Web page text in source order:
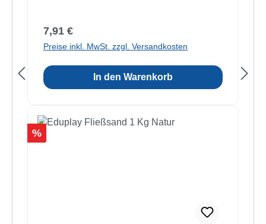
Regulärer Preis:
7,91 €
Preise inkl. MwSt. zzgl. Versandkosten
In den Warenkorb
Rabatt
%